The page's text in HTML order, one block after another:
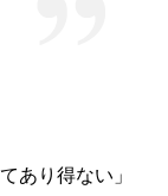
あり得ない」